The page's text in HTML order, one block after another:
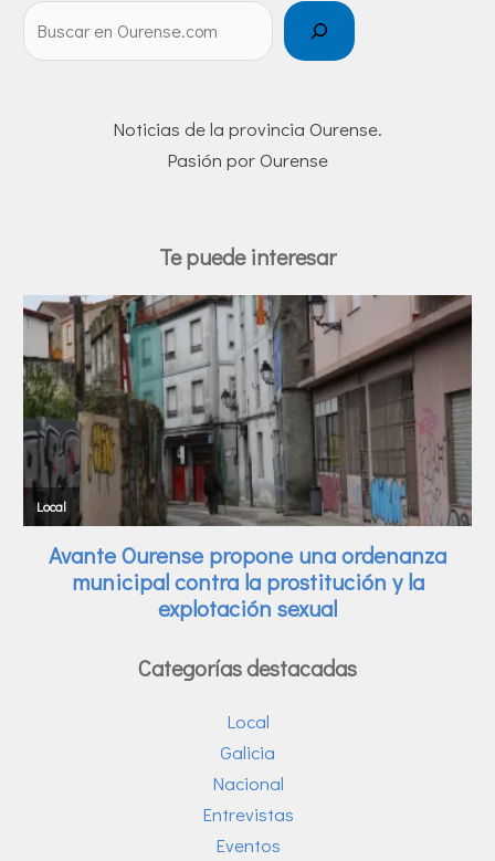
Noticias de la provincia Ourense.
Pasión por Ourense
Te puede interesar
Categorías destacadas
Local
Galicia
Nacional
Entrevistas
Eventos